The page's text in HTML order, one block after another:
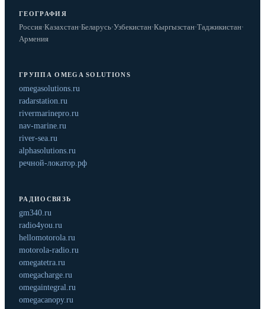
ГЕОГРАФИЯ
Россия·Казахстан·Беларусь·Узбекистан·Кыргызстан·Таджикистан·
Армения
ГРУППА OMEGA SOLUTIONS
omegasolutions.ru
radarstation.ru
rivermarinepro.ru
nav-marine.ru
river-sea.ru
alphasolutions.ru
речной-локатор.рф
РАДИОСВЯЗЬ
gm340.ru
radio4you.ru
hellomotorola.ru
motorola-radio.ru
omegatetra.ru
omegacharge.ru
omegaintegral.ru
omegacanopy.ru